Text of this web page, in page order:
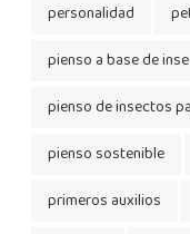
personalidad
pienso a base de
pienso de insectos
pienso sostenible
primeros auxilios